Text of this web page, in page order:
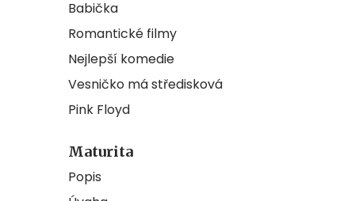
Babička
Romantické filmy
Nejlepší komedie
Vesničko má středisková
Pink Floyd
Maturita
Popis